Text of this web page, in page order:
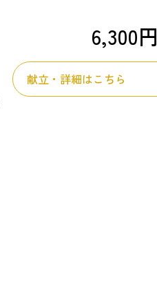
6,300円
献立・詳細はこちら